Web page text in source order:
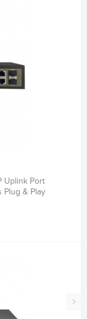
›
Uplink Port
Plug & Play